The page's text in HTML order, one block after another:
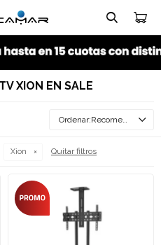
XION EN SALE
Recomendados
Xion Quitar filtros